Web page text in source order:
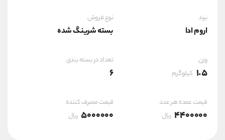
برند
اروم ادا
نوع فروش
بسته شرینگ شده
وزن
1.5 کیلوگرم
تعداد در بسته بندی
6
قیمت عمده هر عدد
4400000 ریال
قیمت مصرف کننده
5000000 ریال